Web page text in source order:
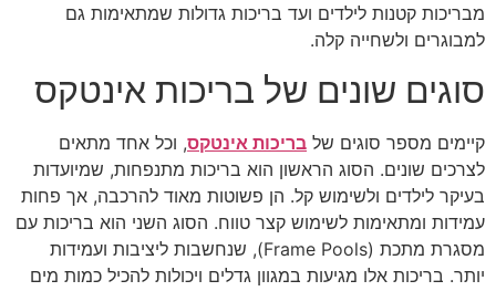
מבריכות קטנות לילדים ועד בריכות גדולות שמתאימות גם
למבוגרים ולשחייה קלה.
סוגים שונים של בריכות אינטקס
קיימים מספר סוגים של בריכות אינטקס, וכל אחד מתאים
לצרכים שונים. הסוג הראשון הוא בריכות מתנפחות, שמיועדות
בעיקר לילדים ולשימוש קל. הן פשוטות מאוד להרכבה, אך פחות
עמידות ומתאימות לשימוש קצר טווח. הסוג השני הוא בריכות עם
מסגרת מתכת (Frame Pools), שנחשבות ליציבות ועמידות
יותר. בריכות אלו מגיעות במגוון גדלים ויכולות להכיל כמות מים